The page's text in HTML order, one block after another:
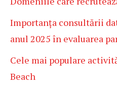
Importanța consultării
anul 2025 în evaluarea
Cele mai populare
Beach